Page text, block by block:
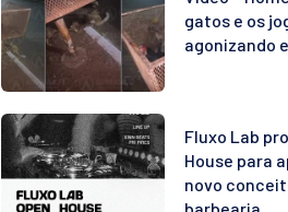
gatos e os
agonizando
Fluxo Lab
House para
novo